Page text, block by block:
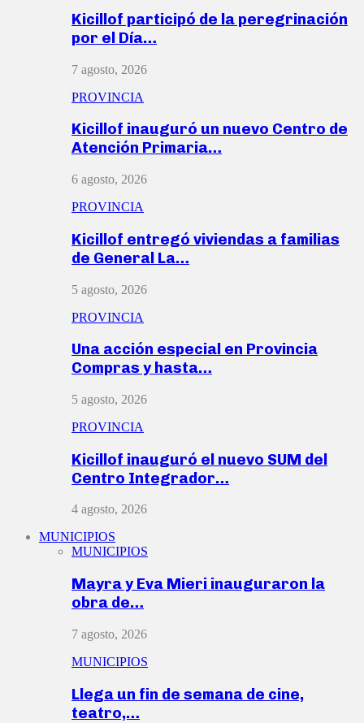
Kicillof participó de la peregrinación
por el Día…
7 agosto, 2026
PROVINCIA
Kicillof inauguró un nuevo Centro de
Atención Primaria…
6 agosto, 2026
PROVINCIA
Kicillof entregó viviendas a familias
de General La…
5 agosto, 2026
PROVINCIA
Una acción especial en Provincia
Compras y hasta…
5 agosto, 2026
PROVINCIA
Kicillof inauguró el nuevo SUM del
Centro Integrador…
4 agosto, 2026
MUNICIPIOS
MUNICIPIOS
Mayra y Eva Mieri inauguraron la
obra de…
7 agosto, 2026
MUNICIPIOS
Llega un fin de semana de cine,
teatro,…